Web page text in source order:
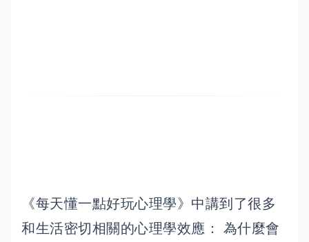
《每天懂一點好玩心理學》中講到了很多
和生活密切相關的心理學效應： 為什麼會